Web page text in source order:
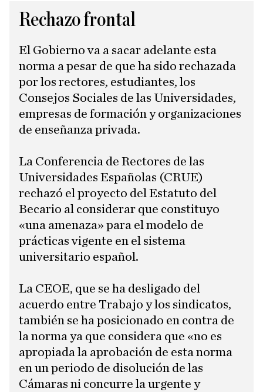
Rechazo frontal
El Gobierno va a sacar adelante esta
norma a pesar de que ha sido rechazada
por los rectores, estudiantes, los
Consejos Sociales de las Universidades,
empresas de formación y organizaciones
de enseñanza privada.
La Conferencia de Rectores de las
Universidades Españolas (CRUE)
rechazó el proyecto del Estatuto del
Becario al considerar que constituyo
«una amenaza» para el modelo de
prácticas vigente en el sistema
universitario español.
La CEOE, que se ha desligado del
acuerdo entre Trabajo y los sindicatos,
también se ha posicionado en contra de
la norma ya que considera que «no es
apropiada la aprobación de esta norma
en un periodo de disolución de las
Cámaras ni concurre la urgente y